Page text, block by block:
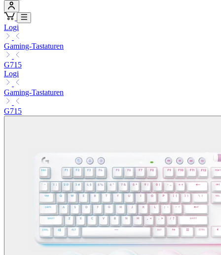
Logi
Gaming-Tastaturen
G715
Logi
Gaming-Tastaturen
G715